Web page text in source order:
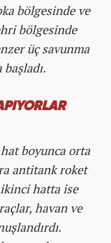
bölgesinde ve
bölgesinde
üç savunma
boyunca orta
antitank roket
hatta ise
havan ve